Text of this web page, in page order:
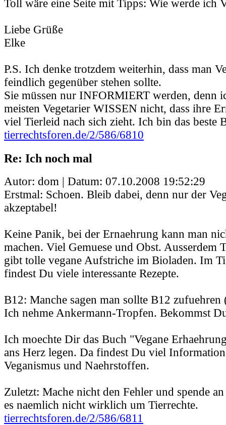
Toll wäre eine Seite mit Tipps: Wie werde ich
Liebe Grüße
Elke
P.S. Ich denke trotzdem weiterhin, dass man
feindlich gegenüber stehen sollte.
Sie müssen nur INFORMIERT werden, denn
meisten Vegetarier WISSEN nicht, dass ihre
viel Tierleid nach sich zieht. Ich bin das beste
tierrechtsforen.de/2/586/6810
Re: Ich noch mal
Autor: dom | Datum: 07.10.2008 19:52:29
Erstmal: Schoen. Bleib dabei, denn nur der
akzeptabel!
Keine Panik, bei der Ernaehrung kann man
machen. Viel Gemuese und Obst. Ausserdem
gibt tolle vegane Aufstriche im Bioladen. Im
findest Du viele interessante Rezepte.
B12: Manche sagen man sollte B12 zufuehren
Ich nehme Ankermann-Tropfen. Bekommst
Ich moechte Dir das Buch "Vegane
ans Herz legen. Da findest Du viel
Veganismus und Naehrstoffen.
Zuletzt: Mache nicht den Fehler und spende
es naemlich nicht wirklich um Tierrechte.
tierrechtsforen.de/2/586/6811